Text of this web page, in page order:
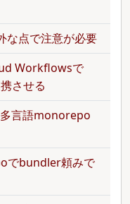
な点で注意が必要
Workflowsで
させる
言語monorepo
でbundler頼みで